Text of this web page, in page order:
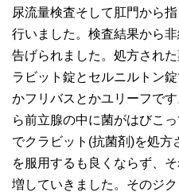
尿流量検査そして肛門から
行いました。検査結果から
告げられました。処方され
ラビット錠とセルニルトン
かフリバスとかユリーフで
ら前立腺の中に菌がはびこ
でクラビット(抗菌剤)を処
を服用するも良くならず、
増していきました。そのジ